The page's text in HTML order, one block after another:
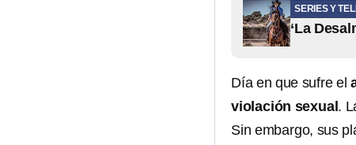
SERIES Y
‘La
Día en que sufre el
violación sexual .
Sin embargo, sus